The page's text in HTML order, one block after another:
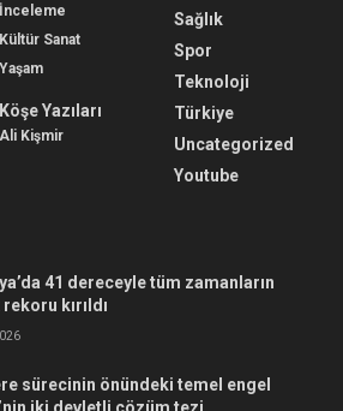
İnceleme
Kültür Sanat
Yaşam
Köşe Yazıları
Ali Kişmir
Sağlık
Spor
Teknoloji
Türkiye
Uncategorized
Youtube
41 dereceyle tüm zamanların
rekoru kırıldı
sürecinin önündeki temel engel
iki devletli çözüm tezi